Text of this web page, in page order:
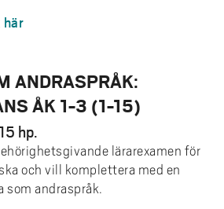
här
ANDRASPRÅK:
ÅK 1-3 (1-15)
hp.
lärarexamen för
och vill komplettera med en
som andraspråk.